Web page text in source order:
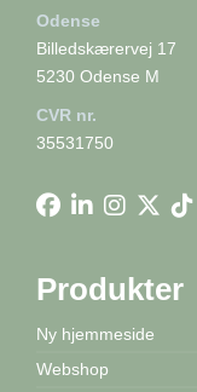
Odense
Billedskærervej 17
5230 Odense M
CVR nr.
35531750
Produkter
Ny hjemmeside
Webshop